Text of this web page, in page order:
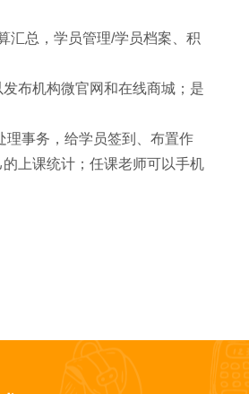
汇总，学员管理/学员档案、积
布机构微官网和在线商城；是
理事务，给学员签到、布置作
上课统计；任课老师可以手机